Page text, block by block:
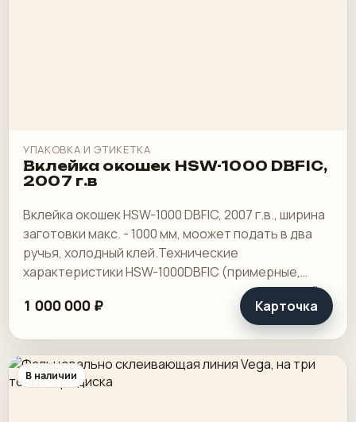
УПАКОВКА И ЭТИКЕТКА
Вклейка окошек HSW-1000 DBFIC,
2007 г.в
Вклейка окошек HSW-1000 DBFIC, 2007 г.в., ширина
заготовки макс. - 1000 мм, моожет подать в два
ручья, холодный клей.Технические
характеристики HSW-1000DBFIC (примерные,
могут отличаться в зависимости от конкретной.
1 000 000 ₽ Карточка
В наличии